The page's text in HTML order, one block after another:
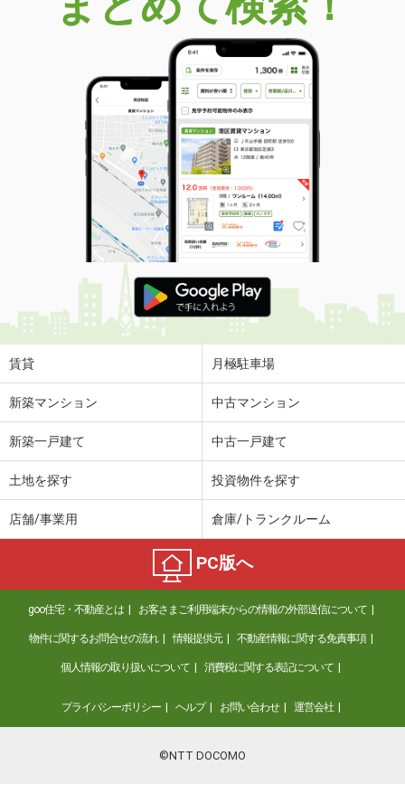
賃貸 月極駐車場
新築マンション 中古マンション
新築一戸建て 中古一戸建て
土地を探す 投資物件を探す
店舗/事業用 倉庫/トランクルーム
PC版へ
goo住宅・不動産とは お客さまご利用端末からの情報の外部送信について
物件に関するお問合せの流れ 情報提供元 不動産情報に関する免責事項
個人情報の取り扱いについて 消費税に関する表記について
プライバシーポリシー ヘルプ お問い合わせ 運営会社
©NTT DOCOMO